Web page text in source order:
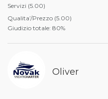
Servizi (5.00)
Qualita’/Prezzo (5.00)
Giudizio totale: 80%
Oliver